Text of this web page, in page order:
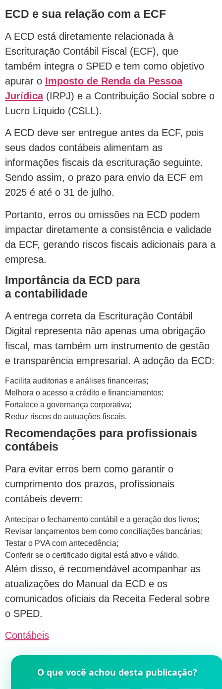
ECD e sua relação com a ECF
A ECD está diretamente relacionada à
Escrituração Contábil Fiscal (ECF), que
também integra o SPED e tem como objetivo
apurar o Imposto de Renda da Pessoa
Jurídica(IRPJ) e a Contribuição Social sobre o
Lucro Líquido (CSLL).
A ECD deve ser entregue antes da ECF, pois
seus dados contábeis alimentam as
informações fiscais da escrituração seguinte.
Sendo assim, o prazo para envio da ECF em
2025 é até o 31 de julho.
Portanto, erros ou omissões na ECD podem
impactar diretamente a consistência e validade
da ECF, gerando riscos fiscais adicionais para a
empresa.
Importância da ECD para
a contabilidade
A entrega correta da Escrituração Contábil
Digital representa não apenas uma obrigação
fiscal, mas também um instrumento de gestão
e transparência empresarial. A adoção da ECD:
Facilita auditorias e análises financeiras;
Melhora o acesso a crédito e financiamentos;
Fortalece a governança corporativa;
Reduz riscos de autuações fiscais.
Recomendações para profissionais
contábeis
Para evitar erros bem como garantir o
cumprimento dos prazos, profissionais
contábeis devem:
Antecipar o fechamento contábil e a geração dos livros;
Revisar lançamentos bem como conciliações bancárias;
Testar o PVA com antecedência;
Conferir se o certificado digital está ativo e válido.
Além disso, é recomendável acompanhar as
atualizações do Manual da ECD e os
comunicados oficiais da Receita Federal sobre
o SPED.
Contábeis
O que você achou desta publicação?